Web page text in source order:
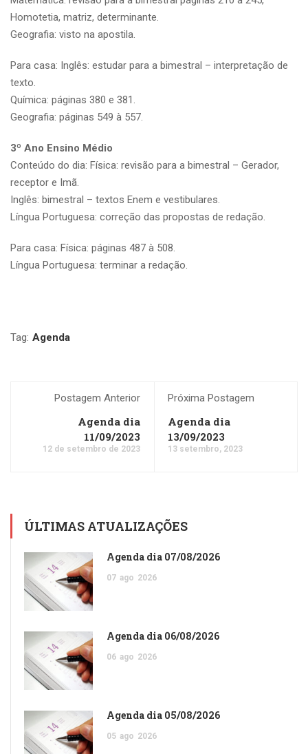
Homotetia, matriz, determinante.
Geografia: visto na apostila.
Para casa: Inglês: estudar para a bimestral – interpretação de
texto.
Química: páginas 380 e 381.
Geografia: páginas 549 à 557.
3º Ano Ensino Médio
Conteúdo do dia: Física: revisão para a bimestral – Gerador,
receptor e Imã.
Inglês: bimestral – textos Enem e vestibulares.
Língua Portuguesa: correção das propostas de redação.
Para casa: Física: páginas 487 à 508.
Língua Portuguesa: terminar a redação.
Tag: Agenda
Postagem Anterior
Agenda dia
11/09/2023
12 de setembro de 2023
Próxima Postagem
Agenda dia
13/09/2023
13 setembro, 2023
ÚLTIMAS ATUALIZAÇÕES
Agenda dia 07/08/2026
07 ago 2026
Agenda dia 06/08/2026
06 ago 2026
Agenda dia 05/08/2026
05 ago 2026